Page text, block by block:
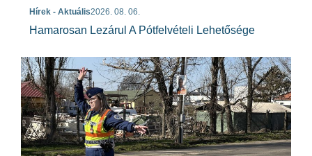
Hírek - Aktuális2026. 08. 06.
Hamarosan Lezárul A Pótfelvételi Lehetősége